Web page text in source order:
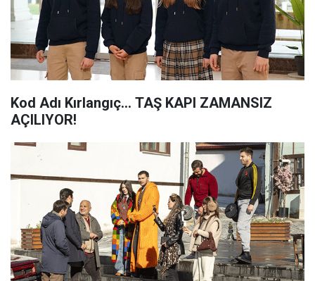
Kod Adı Kırlangıç... TAŞ KAPI ZAMANSIZ
AÇILIYOR!